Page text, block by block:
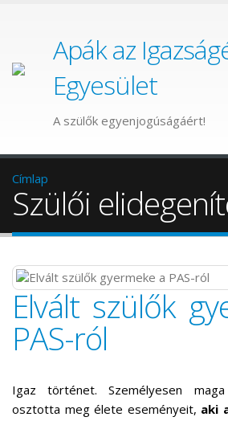
Apák az
Egyesület
A szülők egyenjogúságáért!
Címlap
Szülői
Elvált szülők
PAS-ról
Igaz történet. Személyesen
osztotta meg élete eseményeit, aki